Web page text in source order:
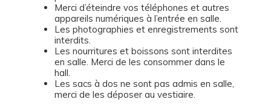
Merci d’éteindre vos téléphones et autres
appareils numériques à l’entrée en salle.
Les photographies et enregistrements sont
interdits.
Les nourritures et boissons sont interdites
en salle. Merci de les consommer dans le
hall.
Les sacs à dos ne sont pas admis en salle,
merci de les déposer au vestiaire.